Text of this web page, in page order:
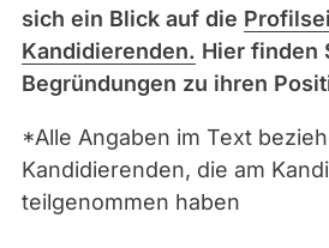
sich ein Blick auf die
Kandidierenden. Hier finden
Begründungen zu ihren
*Alle Angaben im Text
Kandidierenden, die am
teilgenommen haben